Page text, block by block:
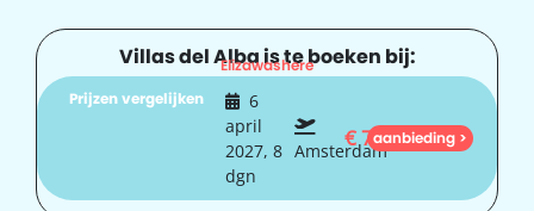
Villas del Alba is te boeken bij:
Elizawashere
Prijzen vergelijken
6
april
2027, 8
dgn
Amsterdam
€785
aanbieding >